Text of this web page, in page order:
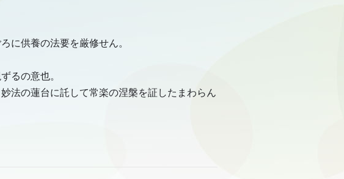
に供養の法要を厳修せん。
るの意也。
法の蓮台に託して常楽の涅槃を証したまわらん